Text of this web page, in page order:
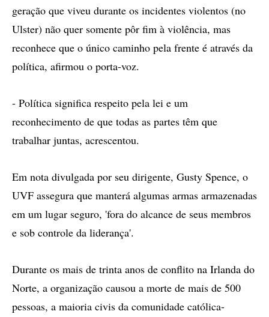
geração que viveu durante os incidentes violentos (no
Ulster) não quer somente pôr fim à violência, mas
reconhece que o único caminho pela frente é através da
política, afirmou o porta-voz.
- Política significa respeito pela lei e um
reconhecimento de que todas as partes têm que
trabalhar juntas, acrescentou.
Em nota divulgada por seu dirigente, Gusty Spence, o
UVF assegura que manterá algumas armas armazenadas
em um lugar seguro, 'fora do alcance de seus membros
e sob controle da liderança'.
Durante os mais de trinta anos de conflito na Irlanda do
Norte, a organização causou a morte de mais de 500
pessoas, a maioria civis da comunidade católica-